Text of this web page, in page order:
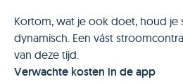
Kortom, wat je ook doet, houd je
dynamisch. Een vást
van deze tijd.
Verwachte kosten in de app